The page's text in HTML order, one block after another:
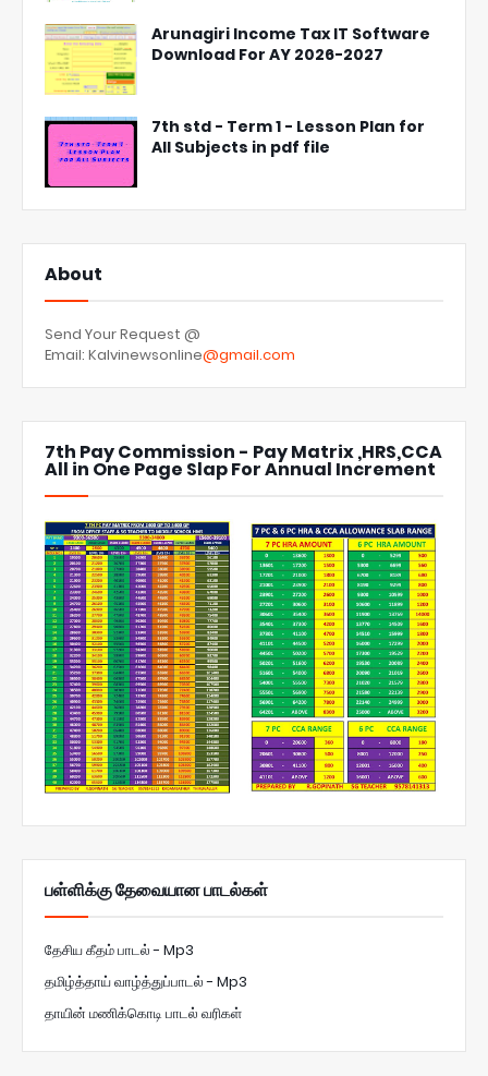
Arunagiri Income Tax IT Software
Download For AY 2026-2027
7th std - Term 1 - Lesson Plan for
All Subjects in pdf file
About
Send Your Request @
Email: Kalvinewsonline@gmail.com
7th Pay Commission - Pay Matrix ,HRS,CCA
All in One Page Slap For Annual Increment
பள்ளிக்கு தேவையான பாடல்கள்
தேசிய கீதம் பாடல் - Mp3
தமிழ்த்தாய் வாழ்த்துப்பாடல் - Mp3
தாயின் மணிக்கொடி பாடல் வரிகள்